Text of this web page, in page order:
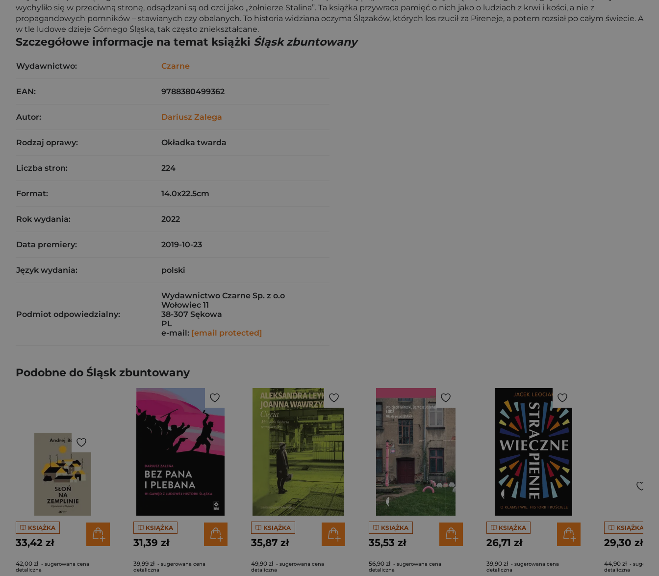
wychyliło się w przeciwną stronę, odsądzani są od czci jako „żołnierze Stalina”. Ta książka przywraca pamięć o nich jako o ludziach z krwi i kości, a nie z
propagandowych pomników – stawianych czy obalanych. To historia widziana oczyma Ślązaków, których los rzucił za Pireneje, a potem rozsiał po całym świecie. A
w tle ludowe dzieje Górnego Śląska, tak często zniekształcane.
Szczegółowe informacje na temat książki Śląsk zbuntowany
Wydawnictwo: Czarne
EAN: 9788380499362
Autor: Dariusz Zalega
Rodzaj oprawy: Okładka twarda
Liczba stron: 224
Format: 14.0x22.5cm
Rok wydania: 2022
Data premiery: 2019-10-23
Język wydania: polski
Podmiot odpowiedzialny:
Wydawnictwo Czarne Sp. z o.o
Wołowiec 11
38-307 Sękowa
PL
e-mail: [email protected]
Podobne do Śląsk zbuntowany
KSIĄŻKA
33,42 zł
42,00 zł - sugerowana cena
detaliczna
KSIĄŻKA
31,39 zł
39,99 zł - sugerowana cena
detaliczna
KSIĄŻKA
35,87 zł
49,90 zł - sugerowana cena
detaliczna
KSIĄŻKA
35,53 zł
56,90 zł - sugerowana cena
detaliczna
KSIĄŻKA
26,71 zł
39,90 zł - sugerowana cena
detaliczna
KSIĄŻKA
29,30 zł
44,90 zł -
detaliczna